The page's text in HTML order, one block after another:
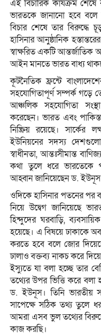
এই বিচারিক কার্যক্রম শেষে
ভারতকে জানানো হবে
বিচার শেষে তার বিরুদ্ধে
হাসিনার আনুষ্ঠানিক
স্বাক্ষরিত একটি
আইন মানতে ভারত বাধ্য
কূটনৈতিক ফ্রন্টে
সহযোগিতাপূর্ণ সম্পর্ক গড়ে
আঞ্চলিক সহযোগিতা
করেছেন। ভারত এবং
নিষ্ক্রিয় রয়েছে। সার্কের
ইউনিয়নের সদস্য
স্বাধীনতা, আন্তঃসীমান্ত
কথা তুলে ধরে ভারতেকে
আহ্বান জানিয়েছেন ড.
ওদিকে হাসিনার পতনের পর
নিয়ে উদ্বেগ জানিয়েছে
হিন্দুদের ঘরবাড়ি,
হয়েছে। এ বিষয়ে ঢাকাকে
করতে হবে বলে জোর
ঢালাও বক্তব্য নাকচ করে
ইস্যুতে যা বলা হচ্ছে তার
তথ্যের উপর ভিত্তি করে বলা
ড. ইউনূস। তিনি ভারতীয়
সাপেক্ষে সঠিক তথ্য তুলে
আমরা এসব ভুল তথ্যের
কাজ করছি।